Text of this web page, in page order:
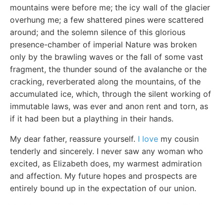
mountains were before me; the icy wall of the glacier
overhung me; a few shattered pines were scattered
around; and the solemn silence of this glorious
presence-chamber of imperial Nature was broken
only by the brawling waves or the fall of some vast
fragment, the thunder sound of the avalanche or the
cracking, reverberated along the mountains, of the
accumulated ice, which, through the silent working of
immutable laws, was ever and anon rent and torn, as
if it had been but a plaything in their hands.
My dear father, reassure yourself. I love my cousin
tenderly and sincerely. I never saw any woman who
excited, as Elizabeth does, my warmest admiration
and affection. My future hopes and prospects are
entirely bound up in the expectation of our union.